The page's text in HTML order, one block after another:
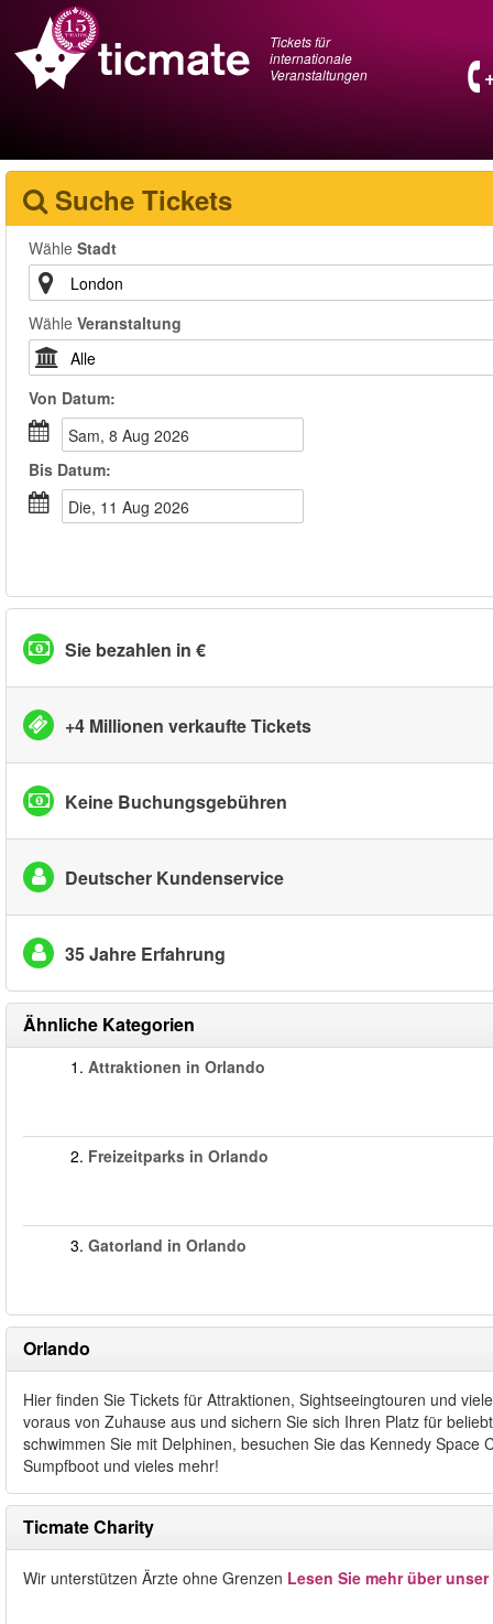
Tickets für
internationale
Veranstaltungen
Suche Tickets
Wähle Stadt
Wähle Veranstaltung
Von Datum:
Sam, 8 Aug 2026
Bis Datum:
Die, 11 Aug 2026
Sie bezahlen in €
+4 Millionen verkaufte Tickets
Keine Buchungsgebühren
Deutscher Kundenservice
35 Jahre Erfahrung
Ähnliche Kategorien
1. Attraktionen in Orlando
2. Freizeitparks in Orlando
3. Gatorland in Orlando
Orlando
Hier finden Sie Tickets für Attraktionen, Sightseeingtouren und
voraus von Zuhause aus und sichern Sie sich Ihren Platz für
schwimmen Sie mit Delphinen, besuchen Sie das Kennedy
Sumpfboot und vieles mehr!
Ticmate Charity
Wir unterstützen Ärzte ohne Grenzen Lesen Sie mehr über